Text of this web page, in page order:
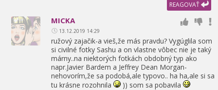
REAGOVAŤ
MICKA
13.12.2019 14:29
ružový zajačik-a vieš,že más pravdu? Vygúglila som
si civilné fotky Sashu a on vlastne vôbec nie je taký
márny..na niektorých fotkách obdobný typ ako
napr.Javier Bardem a Jeffrey Dean Morgan-
nehovorím,že sa podobá,ale typovo.. ha ha,ale si sa
tu krásne rozohnila
)) som sa pobavila